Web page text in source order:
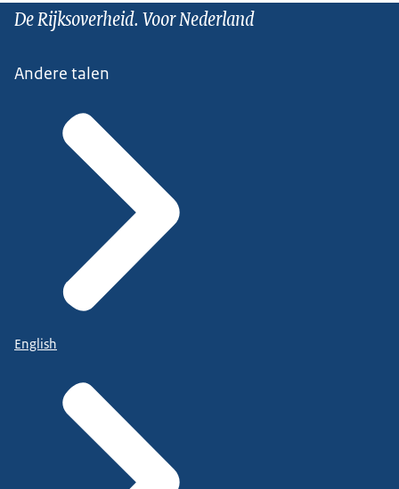
De Rijksoverheid. Voor Nederland
Andere talen
English